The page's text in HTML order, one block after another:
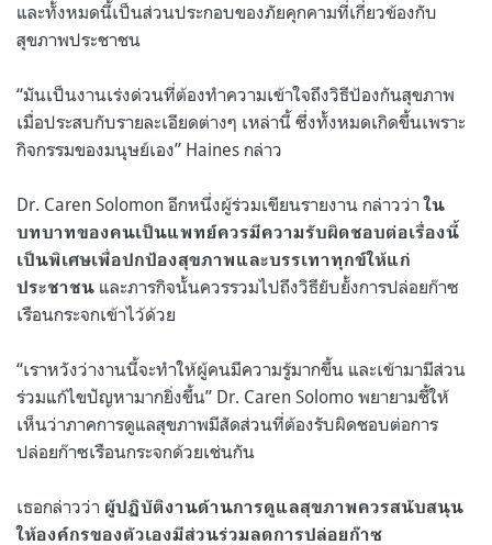
และทั้งหมดนี้เป็นส่วนประกอบของภัยคุกคามที่เกี่ยวข้องกับ
สุขภาพประชาชน
“มันเป็นงานเร่งด่วนที่ต้องทำความเข้าใจถึงวิธีป้องกันสุขภาพ
เมื่อประสบกับรายละเอียดต่างๆ เหล่านี้ ซึ่งทั้งหมดเกิดขึ้นเพราะ
กิจกรรมของมนุษย์เอง” Haines กล่าว
Dr. Caren Solomon อีกหนึ่งผู้ร่วมเขียนรายงาน กล่าวว่าใน
บทบาทของคนเป็นแพทย์ควรมีความรับผิดชอบต่อเรื่องนี้
เป็นพิเศษเพื่อปกป้องสุขภาพและบรรเทาทุกข์ให้แก่
ประชาชน และภารกิจนั้นควรรวมไปถึงวิธียับยั้งการปล่อยก๊าซ
เรือนกระจกเข้าไว้ด้วย
“เราหวังว่างานนี้จะทำให้ผู้คนมีความรู้มากขึ้น และเข้ามามีส่วน
ร่วมแก้ไขปัญหามากยิ่งขึ้น” Dr. Caren Solomo พยายามชี้ให้
เห็นว่าภาคการดูแลสุขภาพมีสัดส่วนที่ต้องรับผิดชอบต่อการ
ปล่อยก๊าซเรือนกระจกด้วยเช่นกัน
เธอกล่าวว่า ผู้ปฏิบัติงานด้านการดูแลสุขภาพควรสนับสนุน
ให้องค์กรของตัวเองมีส่วนร่วมลดการปล่อยก๊าซ